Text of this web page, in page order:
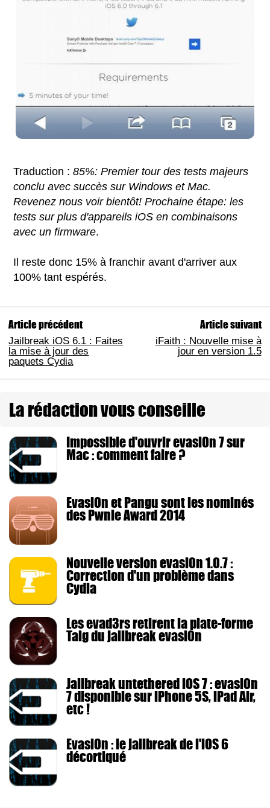
Traduction :85%: Premier tour des tests majeurs
conclu avec succès sur Windows et Mac.
Revenez nous voir bientôt! Prochaine étape: les
tests sur plus d'appareils iOS en combinaisons
avec un firmware.
Il reste donc 15% à franchir avant d'arriver aux
100% tant espérés.
Article précédent
Jailbreak iOS 6.1 : Faites
la mise à jour des
paquets Cydia
Article suivant
iFaith : Nouvelle mise à
jour en version 1.5
La rédaction vous conseille
Impossible d'ouvrir evasi0n 7 sur
Mac : comment faire ?
Evasi0n et Pangu sont les nominés
des Pwnie Award 2014
Nouvelle version evasi0n 1.0.7 :
Correction d'un problème dans
Cydia
Les evad3rs retirent la plate-forme
Taig du jailbreak evasi0n
Jailbreak untethered iOS 7 : evasi0n
7 disponible sur iPhone 5S, iPad Air,
etc !
Evasi0n : le jailbreak de l'iOS 6
décortiqué